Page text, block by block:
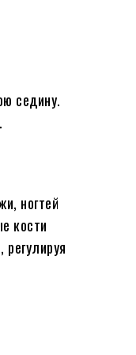
седину.
ногтей
кости